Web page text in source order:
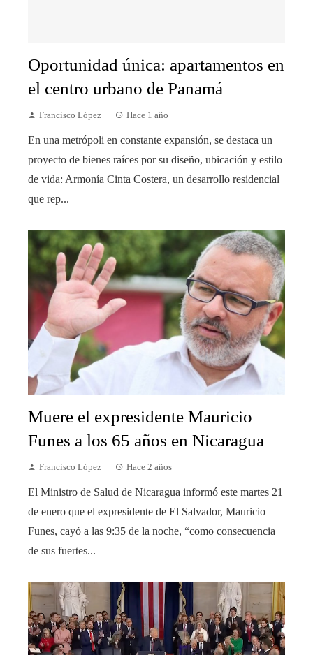
Oportunidad única: apartamentos en
el centro urbano de Panamá
Francisco López Hace 1 año
En una metrópoli en constante expansión, se destaca un
proyecto de bienes raíces por su diseño, ubicación y estilo
de vida: Armonía Cinta Costera, un desarrollo residencial
que rep...
Muere el expresidente Mauricio
Funes a los 65 años en Nicaragua
Francisco López Hace 2 años
El Ministro de Salud de Nicaragua informó este martes 21
de enero que el expresidente de El Salvador, Mauricio
Funes, cayó a las 9:35 de la noche, “como consecuencia
de sus fuertes...